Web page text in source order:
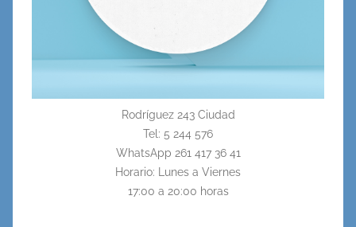
Rodríguez 243 Ciudad
Tel: 5 244 576
WhatsApp 261 417 36 41
Horario: Lunes a Viernes
17:00 a 20:00 horas